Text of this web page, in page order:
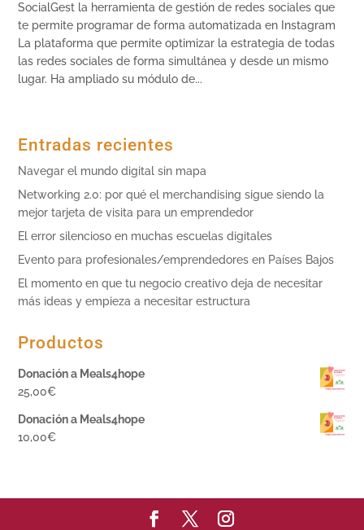
SocialGest la herramienta de gestión de redes sociales que
te permite programar de forma automatizada en Instagram
La plataforma que permite optimizar la estrategia de todas
las redes sociales de forma simultánea y desde un mismo
lugar. Ha ampliado su módulo de...
Entradas recientes
Navegar el mundo digital sin mapa
Networking 2.0: por qué el merchandising sigue siendo la
mejor tarjeta de visita para un emprendedor
El error silencioso en muchas escuelas digitales
Evento para profesionales/emprendedores en Países Bajos
El momento en que tu negocio creativo deja de necesitar
más ideas y empieza a necesitar estructura
Productos
Donación a Meals4hope
25,00€
Donación a Meals4hope
10,00€